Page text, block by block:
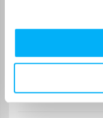
stiprināšanas līdzekļi
norādītajā termiņā.
BUJ